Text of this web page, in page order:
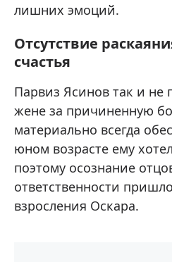
лишних эмоций.
Отсутствие
счастья
Парвиз Ясинов так и не
жене за причиненную
материально всегда
юном возрасте ему
поэтому осознание
ответственности
взросления Оскара.